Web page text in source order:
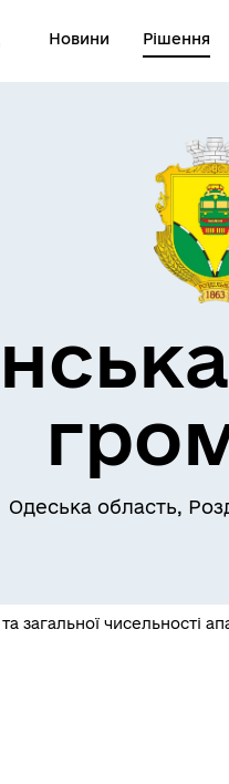
Новини Рішення
Одеська область,
загальної чисельності